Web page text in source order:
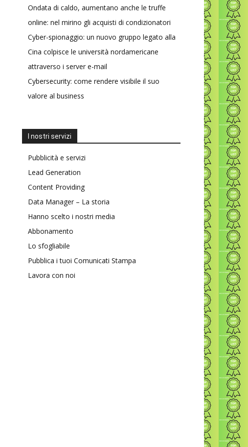
Ondata di caldo, aumentano anche le truffe
online: nel mirino gli acquisti di condizionatori
Cyber-spionaggio: un nuovo gruppo legato alla
Cina colpisce le università nordamericane
attraverso i server e-mail
Cybersecurity: come rendere visibile il suo
valore al business
I nostri servizi
Pubblicità e servizi
Lead Generation
Content Providing
Data Manager – La storia
Hanno scelto i nostri media
Abbonamento
Lo sfogliabile
Pubblica i tuoi Comunicati Stampa
Lavora con noi